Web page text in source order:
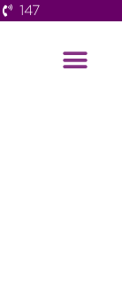
147